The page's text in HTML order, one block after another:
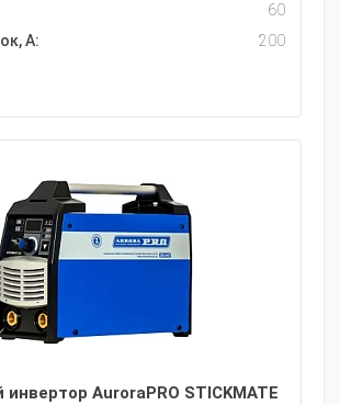
60
А:
200
AuroraPRO STICKMATE